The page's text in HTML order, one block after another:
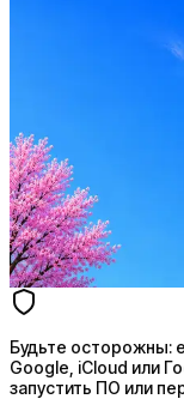
Стратегия
Будьте осторожны:
Google, iCloud или
запустить ПО или